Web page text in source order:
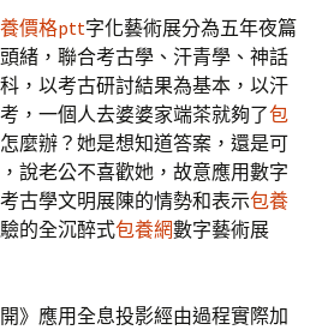
價格ptt字化藝術展分為五年夜篇
緒，聯合考古學、汗青學、神話
，以考古研討結果為基本，以汗
，一個人去婆婆家端茶就夠了包
麼辦？她是想知道答案，還是可
說老公不喜歡她，故意應用數字
考古學文明展陳的情勢和表示包養
的全沉醉式包養網數字藝術展
》應用全息投影經由過程實際加